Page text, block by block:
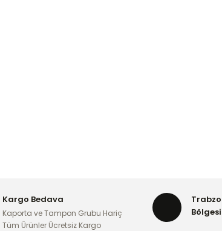
Kargo Bedava
Kaporta ve Tampon Grubu Hariç
Tüm Ürünler Ücretsiz Kargo